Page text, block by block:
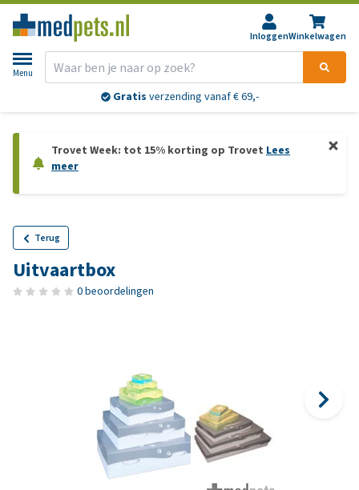
InloggenWinkelwagen
Menu
Gratis verzending vanaf € 69,-
Trovet Week: tot 15% korting op Trovet Lees
meer
Terug
Uitvaartbox
0 beoordelingen